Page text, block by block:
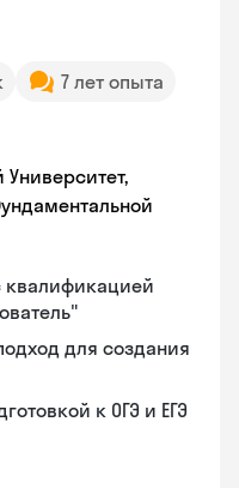
7 лет опыта
квалификацией
для создания
к ОГЭ и ЕГЭ